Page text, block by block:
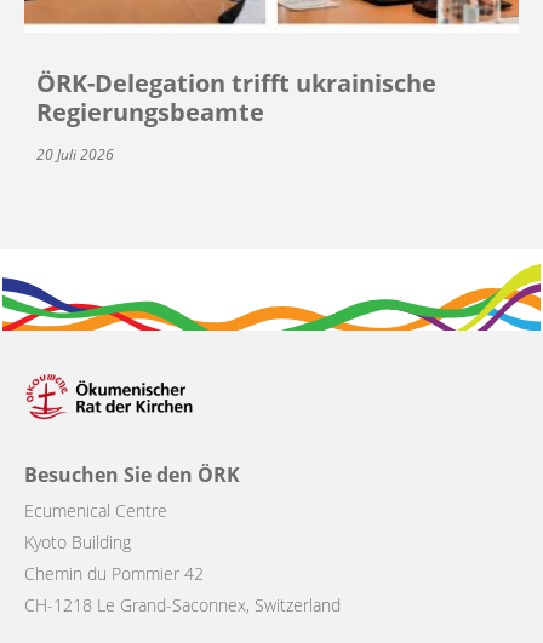
ÖRK-Delegation trifft ukrainische
Regierungsbeamte
20 Juli 2026
Besuchen Sie den ÖRK
Ecumenical Centre
Kyoto Building
Chemin du Pommier 42
CH-1218 Le Grand-Saconnex, Switzerland